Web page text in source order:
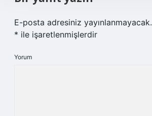
E-posta adresiniz yayınlanmayacak.
* ile işaretlenmişlerdir
Yorum